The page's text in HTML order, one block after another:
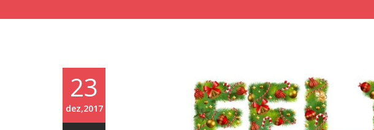
23
dez,2017